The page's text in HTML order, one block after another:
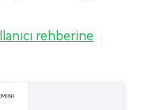
rehberine